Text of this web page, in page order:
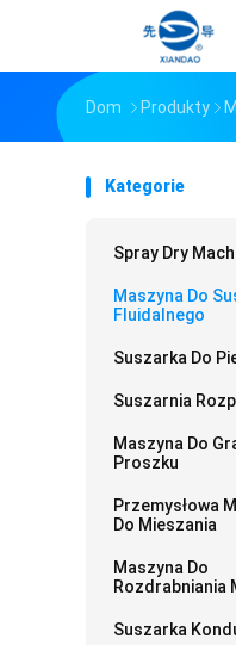
Dom Produkty
Kategorie
Spray Dry
Maszyna Do
Fluidalnego
Suszarka Do
Suszarnia
Maszyna Do
Proszku
Przemysłowa
Do Mieszania
Maszyna Do
Rozdrabniania
Suszarka